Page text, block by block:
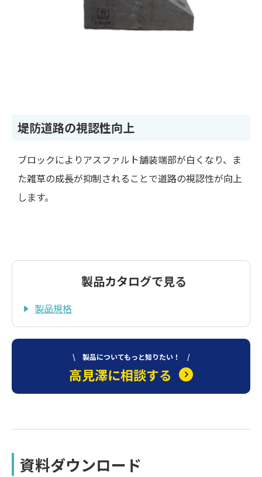
堤防道路の視認性向上
ブロックによりアスファルト舗装端部が白くなり、ま
た雑草の成長が抑制されることで道路の視認性が向上
します。
製品カタログで見る
製品規格
\ 製品についてもっと知りたい！ /
高見澤に相談する
資料ダウンロード